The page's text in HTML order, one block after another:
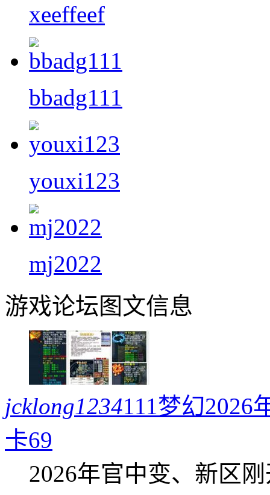
xeeffeef
bbadg111
youxi123
mj2022
游戏论坛图文信息
jcklong1234111梦幻2026
卡69
2026年官中变、新区